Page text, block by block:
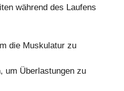
während des Laufens
die Muskulatur zu
um Überlastungen zu